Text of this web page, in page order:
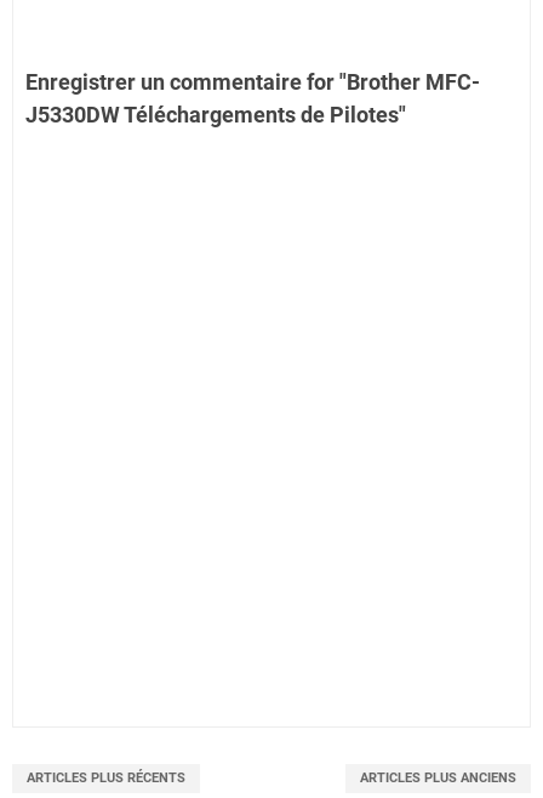
Enregistrer un commentaire for "Brother MFC-
J5330DW Téléchargements de Pilotes"
ARTICLES PLUS RÉCENTS ARTICLES PLUS ANCIENS